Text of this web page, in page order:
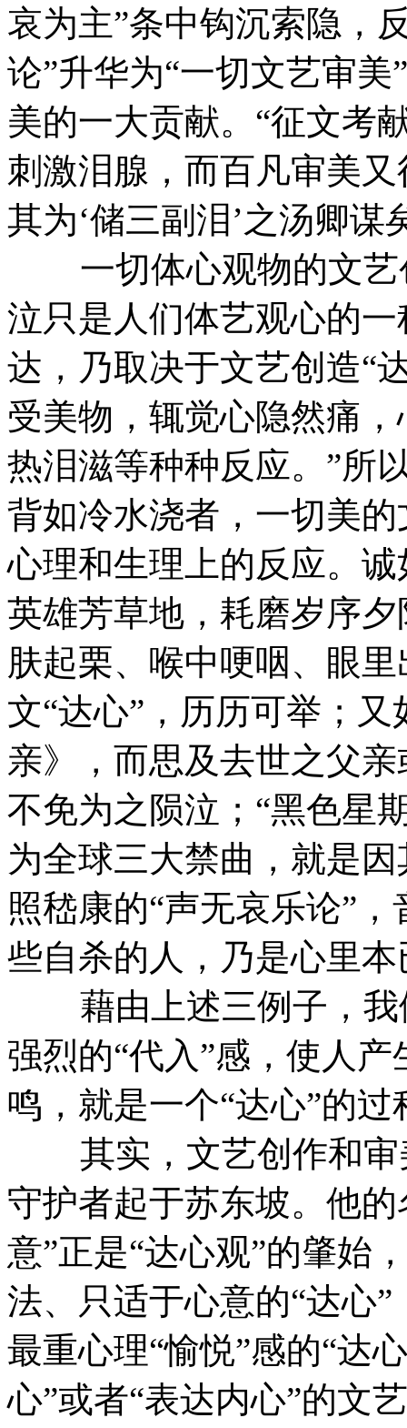
哀为主”条中钩沉索隐，
论”升华为“一切文艺审
美的一大贡献。“征文考
刺激泪腺，而百凡审美
其为‘储三副泪’之汤卿谋
一切体心观物的文艺
泣只是人们体艺观心的
达，乃取决于文艺创造“
受美物，辄觉心隐然痛
热泪滋等种种反应。”所
背如冷水浇者，一切美
心理和生理上的反应。
英雄芳草地，耗磨岁序
肤起栗、喉中哽咽、眼
文“达心”，历历可举；
亲》，而思及去世之父
不免为之陨泣；“黑色星
为全球三大禁曲，就是
照嵇康的“声无哀乐论”
些自杀的人，乃是心里
藉由上述三例子，我
强烈的“代入”感，使人
鸣，就是一个“达心”的过
其实，文艺创作和审
守护者起于苏东坡。他
意”正是“达心观”的肇始
法、只适于心意的“达心
最重心理“愉悦”感的“达
心”或者“表达内心”的文